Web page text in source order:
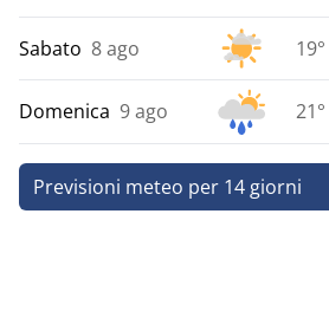
Sabato 8 ago 19°
Domenica 9 ago 21°
Previsioni meteo per 14 giorni